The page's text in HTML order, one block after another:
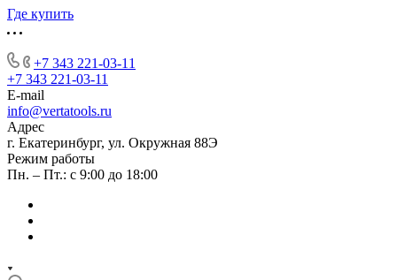
Где купить
+7 343 221-03-11
+7 343 221-03-11
E-mail
info@vertatools.ru
Адрес
г. Екатеринбург, ул. Окружная 88Э
Режим работы
Пн. – Пт.: с 9:00 до 18:00